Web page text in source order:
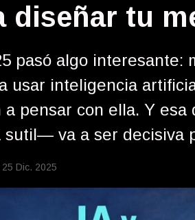
diseñar tu
pasó algo interesante:
usar inteligencia
a pensar con ella. Y
sutil— va a ser decisiva
Dic. 2025